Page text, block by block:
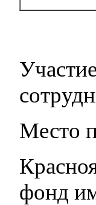
Место
фонд